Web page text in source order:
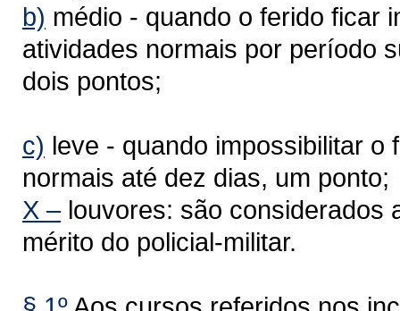
b) médio - quando o ferido ficar
atividades normais por período
dois pontos;
c) leve - quando impossibilitar
normais até dez dias, um ponto;
X –louvores: são considerados
mérito do policial-militar.